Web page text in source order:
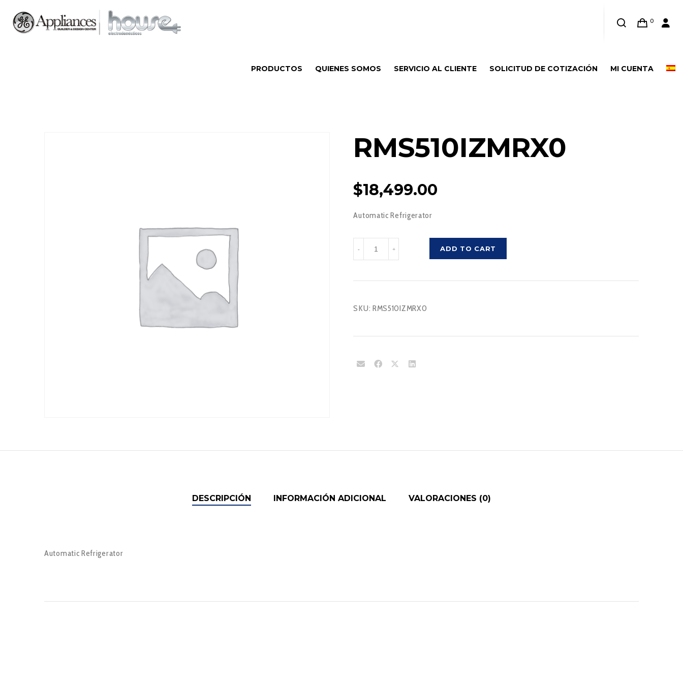
0
PRODUCTOS QUIENES SOMOS SERVICIO AL CLIENTE SOLICITUD DE COTIZACIÓN MI CUENTA
RMS510IZMRX0
$18,499.00
Automatic Refrigerator
RMS510IZMRX0
cantidad
- + ADD TO CART
SKU: RMS510IZMRX0
DESCRIPCIÓN INFORMACIÓN ADICIONAL VALORACIONES (0)
Automatic Refrigerator